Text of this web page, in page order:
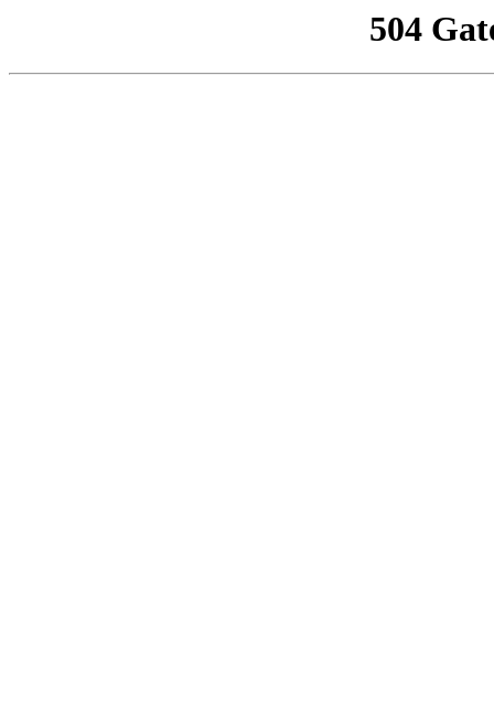
504